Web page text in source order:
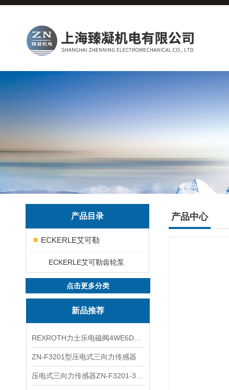
产品目录
ECKERLE艾可勒
ECKERLE艾可勒齿轮泵
点击更多分类
新品推荐
ZN-F3201型压电式三向力传感器
产品中心